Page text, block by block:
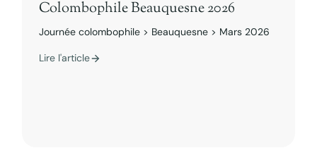
Colombophile Beauquesne 2026
Journée colombophile > Beauquesne > Mars 2026
Lire l'article